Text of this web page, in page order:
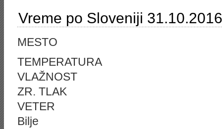
Vreme po Sloveniji
MESTO
TEMPERATURA
VLAŽNOST
ZR. TLAK
VETER
Bilje